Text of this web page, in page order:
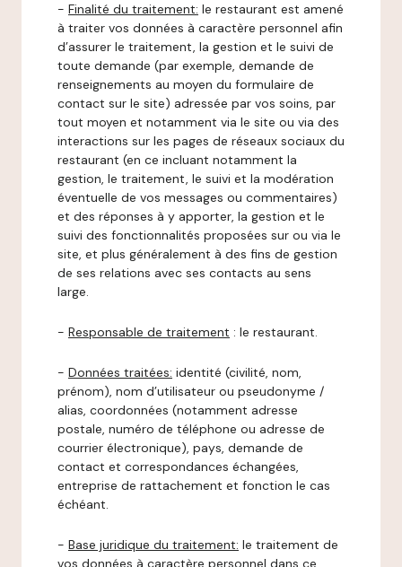
- Finalité du traitement: le restaurant est amené
à traiter vos données à caractère personnel afin
d’assurer le traitement, la gestion et le suivi de
toute demande (par exemple, demande de
renseignements au moyen du formulaire de
contact sur le site) adressée par vos soins, par
tout moyen et notamment via le site ou via des
interactions sur les pages de réseaux sociaux du
restaurant (en ce incluant notamment la
gestion, le traitement, le suivi et la modération
éventuelle de vos messages ou commentaires)
et des réponses à y apporter, la gestion et le
suivi des fonctionnalités proposées sur ou via le
site, et plus généralement à des fins de gestion
de ses relations avec ses contacts au sens
large.
- Responsable de traitement : le restaurant.
- Données traitées: identité (civilité, nom,
prénom), nom d’utilisateur ou pseudonyme /
alias, coordonnées (notamment adresse
postale, numéro de téléphone ou adresse de
courrier électronique), pays, demande de
contact et correspondances échangées,
entreprise de rattachement et fonction le cas
échéant.
- Base juridique du traitement: le traitement de
vos données à caractère personnel dans ce